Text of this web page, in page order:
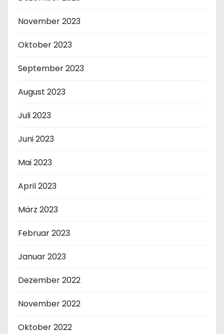
November 2023
Oktober 2023
September 2023
August 2023
Juli 2023
Juni 2023
Mai 2023
April 2023
März 2023
Februar 2023
Januar 2023
Dezember 2022
November 2022
Oktober 2022